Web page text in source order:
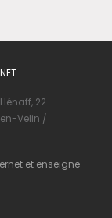
22
Velin /
et enseigne